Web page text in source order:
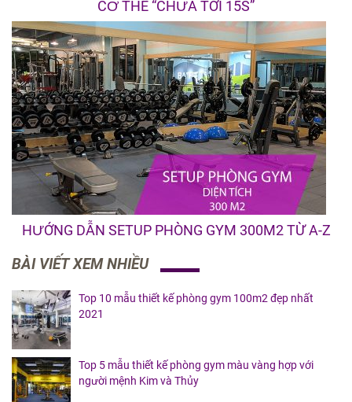
CƠ THỂ “CHƯA TỚI 15S”
HƯỚNG DẪN SETUP PHÒNG GYM 300M2 TỪ A-Z
BÀI VIẾT XEM NHIỀU
Top 10 mẫu thiết kế phòng gym 100m2 đẹp nhất
2021
Top 5 mẫu thiết kế phòng gym màu vàng hợp với
người mệnh Kim và Thủy